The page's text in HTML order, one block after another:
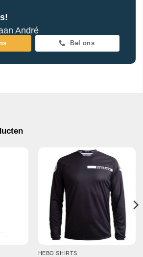
André
Bel ons
HEBO SHIRTS